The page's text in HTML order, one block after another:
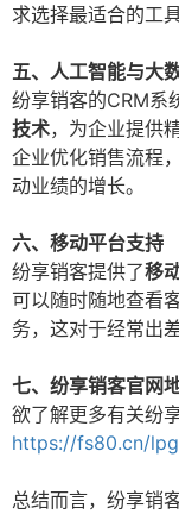
求选择最适合的工
五、人工智能与大
纷享销客的CRM系
技术，为企业提供
企业优化销售流程
动业绩的增长。
六、移动平台支持
纷享销客提供了移
可以随时随地查看
务，这对于经常出
七、纷享销客官网
欲了解更多有关纷
https://fs80.cn/
总结而言，纷享销